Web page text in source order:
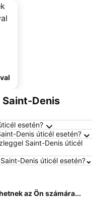
Denis
esetén?
Denis úticél esetén?
Saint-Denis úticél
Denis úticél esetén?
az Ön számára...